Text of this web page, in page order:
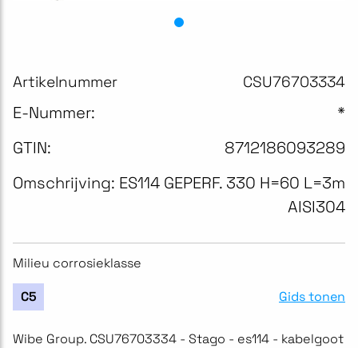
Artikelnummer CSU76703334
E-Nummer:
*
GTIN:
8712186093289
Omschrijving: ES114 GEPERF. 330 H=60 L=3m
AISI304
Milieu corrosieklasse
C5 Gids tonen
Wibe Group. CSU76703334 - Stago - es114 - kabelgoot